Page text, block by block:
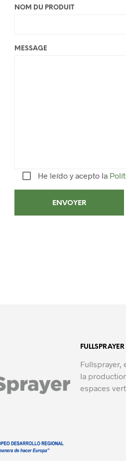
NOM DU PRODUIT
MESSAGE
He leído y acepto la
FULLSPRAYER
Fullsprayer,
la
espaces